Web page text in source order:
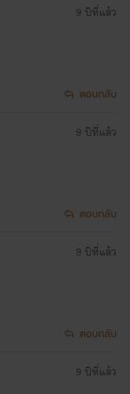
9 ปีที่แล้ว
ตอบกลับ
9 ปีที่แล้ว
ตอบกลับ
9 ปีที่แล้ว
ตอบกลับ
9 ปีที่แล้ว